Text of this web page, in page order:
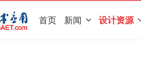
首页 新闻 设计资源